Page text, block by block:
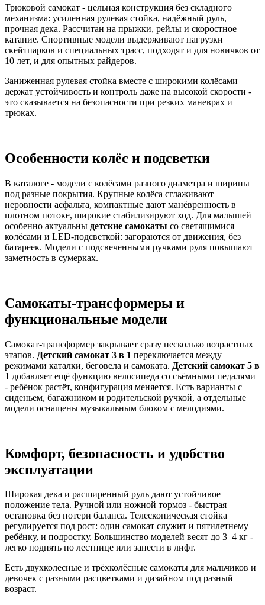
Трюковой самокат - цельная конструкция без складного
механизма: усиленная рулевая стойка, надёжный руль,
прочная дека. Рассчитан на прыжки, рейлы и скоростное
катание. Спортивные модели выдерживают нагрузки
скейтпарков и специальных трасс, подходят и для новичков от
10 лет, и для опытных райдеров.
Заниженная рулевая стойка вместе с широкими колёсами
держат устойчивость и контроль даже на высокой скорости -
это сказывается на безопасности при резких маневрах и
трюках.
Особенности колёс и подсветки
В каталоге - модели с колёсами разного диаметра и ширины
под разные покрытия. Крупные колёса сглаживают
неровности асфальта, компактные дают манёвренность в
плотном потоке, широкие стабилизируют ход. Для малышей
особенно актуальны детские самокаты со светящимися
колёсами и LED-подсветкой: загораются от движения, без
батареек. Модели с подсвеченными ручками руля повышают
заметность в сумерках.
Самокаты-трансформеры и
функциональные модели
Самокат-трансформер закрывает сразу несколько возрастных
этапов. Детский самокат 3 в 1 переключается между
режимами каталки, беговела и самоката. Детский самокат 5 в
1 добавляет ещё функцию велосипеда со съёмными педалями
- ребёнок растёт, конфигурация меняется. Есть варианты с
сиденьем, багажником и родительской ручкой, а отдельные
модели оснащены музыкальным блоком с мелодиями.
Комфорт, безопасность и удобство
эксплуатации
Широкая дека и расширенный руль дают устойчивое
положение тела. Ручной или ножной тормоз - быстрая
остановка без потери баланса. Телескопическая стойка
регулируется под рост: один самокат служит и пятилетнему
ребёнку, и подростку. Большинство моделей весят до 3–4 кг -
легко поднять по лестнице или занести в лифт.
Есть двухколесные и трёхколёсные самокаты для мальчиков и
девочек с разными расцветками и дизайном под разный
возраст.